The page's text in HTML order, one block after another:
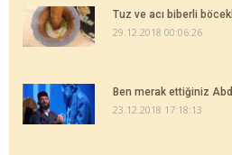
Tuz ve acı biberli
29.12.2018 00:06:26
Ben merak ettiğiniz
23.12.2018 17:18:13